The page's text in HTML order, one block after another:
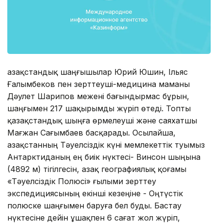
Қазақстандық шаңғышылар Юрий Юшин, Ільяс
Ғалымбеков пен зерттеуші-медицина маманы
Дәулет Шарипов межені бағындырмас бұрын,
шаңғымен 217 шақырымды жүріп өтеді. Топты
қазақстандық шыңға өрмелеуші және саяхатшы
Мағжан Сағымбаев басқарады. Осылайша,
Қазақстанның Тәуелсіздік күні мемлекеттік туымыз
Антарктиданың ең биік нүктесі- Винсон шыңына
(4892 м) тігілгесін, Қазақ географиялық қоғамы
«Тәуелсіздік Полюсі» ғылыми зерттеу
экспедициясының екінші кезеңіне - Оңтүстік
полюске шаңғымен баруға бел буды. Бастау
нүктесіне дейін ұшақпен 6 сағат жол жүріп,